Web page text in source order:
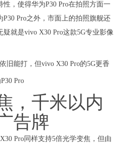
，使得华为P30 Pro在拍照方面一
Pro之外，市面上的拍照旗舰还
就是vivo X30 Pro这款5G专业影像
Pro
，千米以内
告牌
Pro同样支持5倍光学变焦，但由